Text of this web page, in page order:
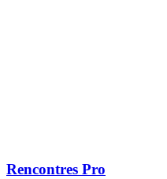
Rencontres Pro